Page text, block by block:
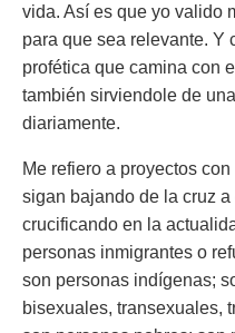
vida. Así es que yo valido
para que sea relevante. Y
profética que camina con
también sirviendole de
diariamente.
Me refiero a proyectos
sigan bajando de la cruz
crucificando en la
personas inmigrantes o
son personas indígenas;
bisexuales, transexuales,